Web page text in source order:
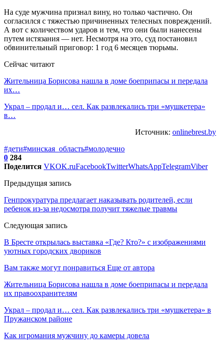
На суде мужчина признал вину, но только частично. Он
согласился с тяжестью причиненных телесных повреждений.
А вот с количеством ударов и тем, что они были нанесены
путем истязания — нет. Несмотря на это, суд постановил
обвинительный приговор: 1 год 6 месяцев тюрьмы.
Сейчас читают
Жительница Борисова нашла в доме боеприпасы и передала
их…
Украл – продал и… сел. Как развлекались три «мушкетера»
в…
Источник: onlinebrest.by
#дети#минская_область#молодечно
0 284
Поделится VKOK.ruFacebookTwitterWhatsAppTelegramViber
Предыдущая запись
Генпрокуратура предлагает наказывать родителей, если
ребенок из-за недосмотра получит тяжелые травмы
Следующая запись
В Бресте открылась выставка «Где? Кто?» с изображениями
уютных городских двориков
Вам также могут понравиться Еще от автора
Жительница Борисова нашла в доме боеприпасы и передала
их правоохранителям
Украл – продал и… сел. Как развлекались три «мушкетера» в
Пружанском районе
Как игромания мужчину до камеры довела